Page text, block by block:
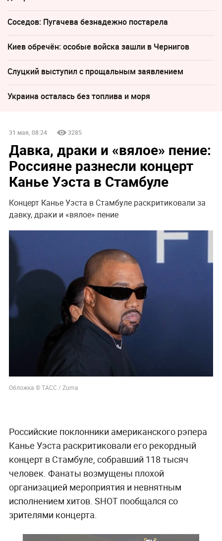
Соседов: Пугачева безнадежно постарела
Киев обречён: особые войска зашли в Чернигов
Слуцкий выступил с прощальным заявлением
Украина осталась без топлива и моря
31 мая, 08:24 3285
Давка, драки и «вялое» пение:
Россияне разнесли концерт
Канье Уэста в Стамбуле
Концерт Канье Уэста в Стамбуле раскритиковали за
давку, драки и «вялое» пение
Обложка © ТАСС / Zuma
Российские поклонники американского рэпера
Канье Уэста раскритиковали его рекордный
концерт в Стамбуле, собравший 118 тысяч
человек. Фанаты возмущены плохой
организацией мероприятия и невнятным
исполнением хитов. SHOT пообщался со
зрителями концерта.